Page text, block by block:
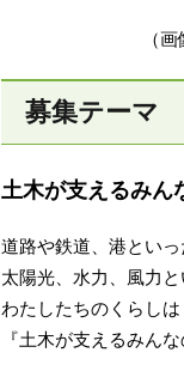
（
募集テーマ
土木が支えるみ
道路や鉄道、港とい
太陽光、水力、風力
わたしたちのくらし
『土木が支えるみん